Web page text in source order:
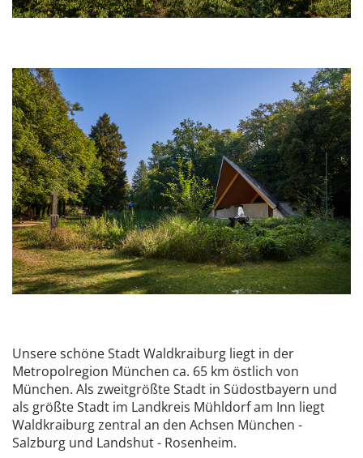
Unsere schöne Stadt Waldkraiburg liegt in der
Metropolregion München ca. 65 km östlich von
München. Als zweitgrößte Stadt in Südostbayern und
als größte Stadt im Landkreis Mühldorf am Inn liegt
Waldkraiburg zentral an den Achsen München -
Salzburg und Landshut - Rosenheim.